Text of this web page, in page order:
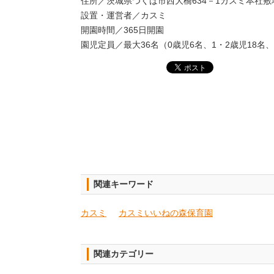
設置・運営者／カスミ
開園時間／365日開園
園児定員／最大36名（0歳児6名、1・2歳児18名、
関連キーワード
カスミ カスミいいねの森保育園
関連カテゴリー